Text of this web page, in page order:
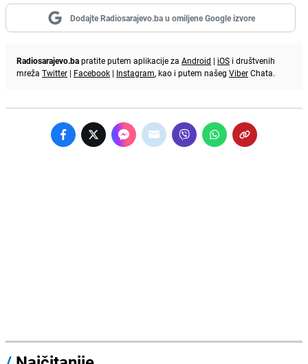
Dodajte Radiosarajevo.ba u omiljene Google izvore
Radiosarajevo.bapratite putem aplikacije za Android | iOS i društvenih
mreža Twitter | Facebook | Instagram, kao i putem našeg ViberChata.